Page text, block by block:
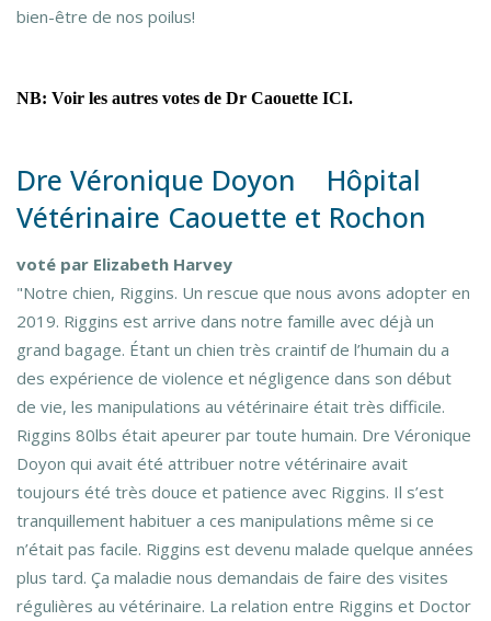
bien-être de nos poilus!
NB: Voir les autres votes de Dr Caouette ICI.
Dre Véronique Doyon Hôpital
Vétérinaire Caouette et Rochon
voté par Elizabeth Harvey
"Notre chien, Riggins. Un rescue que nous avons adopter en
2019. Riggins est arrive dans notre famille avec déjà un
grand bagage. Étant un chien très craintif de l’humain du a
des expérience de violence et négligence dans son début
de vie, les manipulations au vétérinaire était très difficile.
Riggins 80lbs était apeurer par toute humain. Dre Véronique
Doyon qui avait été attribuer notre vétérinaire avait
toujours été très douce et patience avec Riggins. Il s’est
tranquillement habituer a ces manipulations même si ce
n’était pas facile. Riggins est devenu malade quelque années
plus tard. Ça maladie nous demandais de faire des visites
régulières au vétérinaire. La relation entre Riggins et Doctor